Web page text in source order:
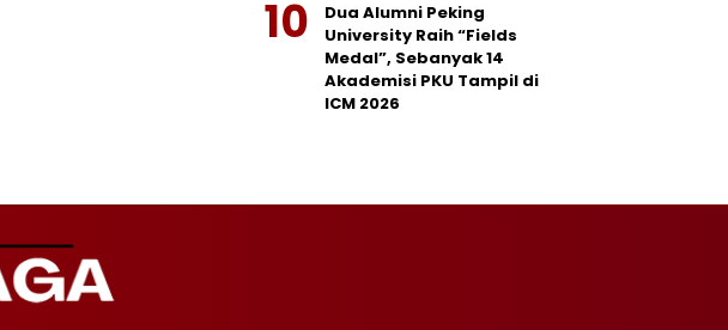
Dua Alumni Peking
University Raih “Fields
Medal”, Sebanyak 14
Akademisi PKU Tampil di
ICM 2026